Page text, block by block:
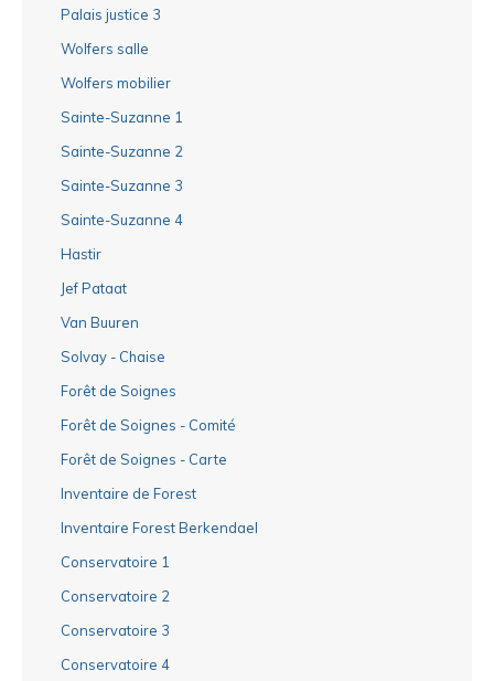
Palais justice 3
Wolfers salle
Wolfers mobilier
Sainte-Suzanne 1
Sainte-Suzanne 2
Sainte-Suzanne 3
Sainte-Suzanne 4
Hastir
Jef Pataat
Van Buuren
Solvay - Chaise
Forêt de Soignes
Forêt de Soignes - Comité
Forêt de Soignes - Carte
Inventaire de Forest
Inventaire Forest Berkendael
Conservatoire 1
Conservatoire 2
Conservatoire 3
Conservatoire 4